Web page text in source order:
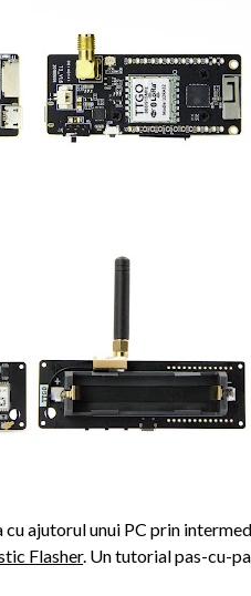
ajutorul unui PC prin
Flasher. Un tutorial pas-cu-